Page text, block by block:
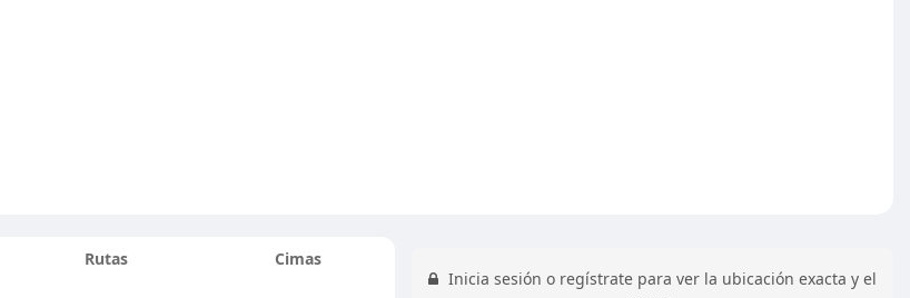
Rutas
Cimas
Inicia sesión o regístrate para ver la ubicación exacta y el